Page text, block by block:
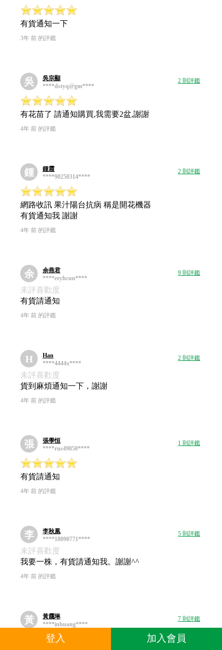
有貨通知一下
3年 前 的評鑑
吳
吳宗顯
****dstyq@gm****
2 則評鑑
有花苗了 請通知購買,我需要2盆,謝謝
4年 前 的評鑑
鍾
鍾霞
****90250314****
2 則評鑑
網路收訊 果汁陽台抗病 稱是開花機器
有貨通知我 謝謝
4年 前 的評鑑
余
余燕君
****eryhcun****
9 則評鑑
未評喜歡度
有貨請通知
4年 前 的評鑑
H
Han
****4444x****
2 則評鑑
未評喜歡度
貨到麻煩通知一下，謝謝
4年 前 的評鑑
張
張學恒
****rus49050****
1 則評鑑
有貨請通知
4年 前 的評鑑
李
李秋凰
****18090771****
5 則評鑑
未評喜歡度
我要一株，有貨請通知我。謝謝^^
4年 前 的評鑑
黃
黃靄琳
****inhuang****
7 則評鑑
未評喜歡度
登入 加入會員